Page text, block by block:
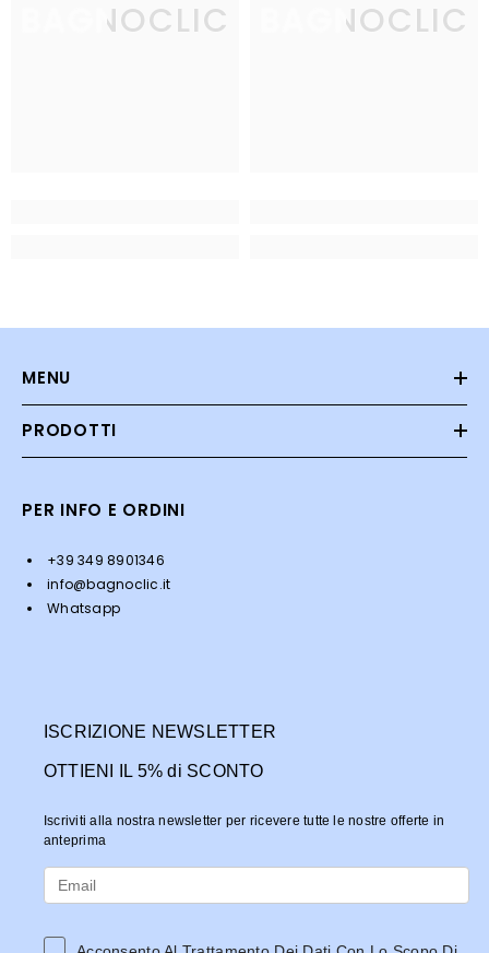
BAGNOCLIC BAGNOCLIC
MENU
PRODOTTI
PER INFO E ORDINI
+39 349 8901346
info@bagnoclic.it
Whatsapp
ISCRIZIONE NEWSLETTER
OTTIENI IL 5% di SCONTO
Iscriviti alla nostra newsletter per ricevere tutte le nostre offerte in
anteprima